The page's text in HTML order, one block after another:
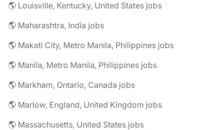
🌎 Louisville, Kentucky, United States jobs
🌎 Maharashtra, India jobs
🌎 Makati City, Metro Manila, Philippines jobs
🌎 Manila, Metro Manila, Philippines jobs
🌎 Markham, Ontario, Canada jobs
🌎 Marlow, England, United Kingdom jobs
🌎 Massachusetts, United States jobs